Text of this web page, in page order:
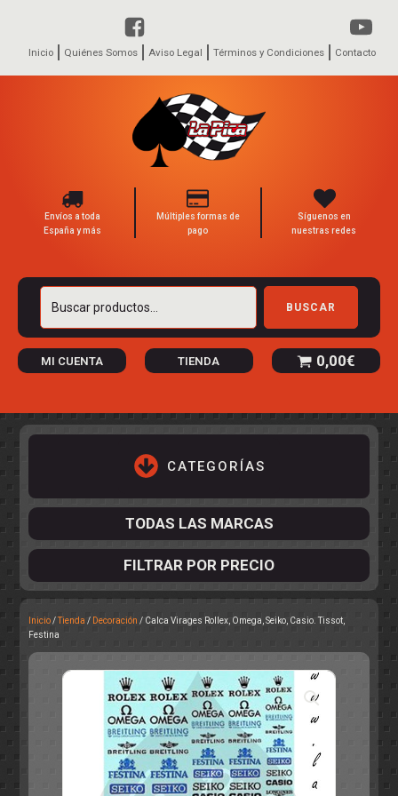
Inicio Quiénes Somos Aviso Legal Términos y Condiciones Contacto
Envíos a toda
España y más
Múltiples formas de
pago
Síguenos en
nuestras redes
Buscar
BUSCAR
MI CUENTA TIENDA 0,00€
CATEGORÍAS
ACCESORIOS
CIRCUITOS
ELECTRÓNICA
OTROS
RALLY
TODAS LAS MARCAS
FILTRAR POR PRECIO
Inicio/Tienda / Decoración / Calca Virages Rollex, Omega, Seiko, Casio. Tissot,
Festina